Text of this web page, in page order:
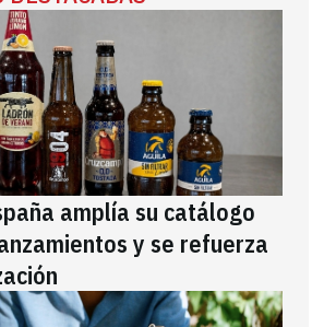
amplía su catálogo
y se refuerza